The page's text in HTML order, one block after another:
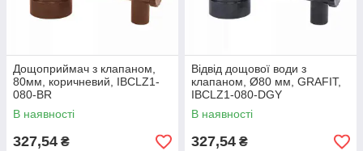
Дощоприймач з клапаном,
80мм, коричневий, IBCLZ1-
080-BR
В наявності
327,54 ₴
Відвід дощової води з
клапаном, Ø80 мм, GRAFIT,
IBCLZ1-080-DGY
В наявності
327,54 ₴